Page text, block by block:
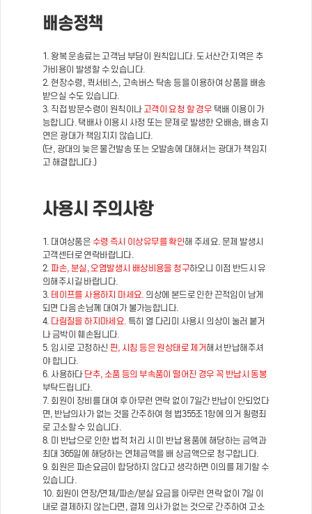
배송정책
1. 왕복 운송료는 고객님 부담이 원칙입니다. 도서산간 지역은 추
가비용이 발생할 수 있습니다.
2. 현장수령, 퀵서비스, 고속버스 탁송 등을 이용하여 상품을 배송
받으실 수도 있습니다.
3. 직접 방문수령이 원칙이나 고객이 요청 할 경우 택배 이용이 가
능합니다. 택배사 이용시 사정 또는 문제로 발생한 오배송, 배송 지
연은 광대가 책임지지 않습니다.
(단, 광대의 늦은 물건발송 또는 오발송에 대해서는 광대가 책임지
고 해결합니다.)
사용시 주의사항
1. 대여상품은 수령 즉시 이상유무를 확인해 주세요. 문제 발생시
고객센터로 연락바랍니다.
2. 파손, 분실, 오염발생시 배상비용을 청구하오니 이점 반드시 유
의해주시길 바랍니다.
3. 테이프를 사용하지 마세요. 의상에 본드로 인한 끈적임이 남게
되면 다음 손님께 대여가 불가능합니다.
4. 다림질을 하지마세요. 특히 열 다리미 사용시 의상이 눌러 붙거
나 금박이 훼손됩니다.
5. 임시로 고정하신 핀, 시침 등은 원상태로 제거 해서 반납해주셔
야 합니다.
6. 사용하다 단추, 소품 등의 부속품이 떨어진 경우 꼭 반납시 동봉
부탁드립니다.
7. 회원이 장비를 대여 후 아무런 연락 없이 7일간 반납이 안되었다
면, 반납의사가 없는 것을 간주하여 형 법355조1항에 의거 횡령죄
로 고소할 수 있습니다.
8. 미 반납으로 인한 법적 처리 시 미 반납 용품에 해당하는 금액과
최대 365일에 해당하는 연체금액을 배 상금액으로 청구합니다.
9. 회원은 파손요금이 합당하지 않다고 생각하면 이의를 제기할 수
있습니다.
10. 회원이 연장/연체/파손/분실 요금을 아무런 연락 없이 7일 이
내로 결제하지 않는다면, 결제 의사가 없는 것으로 간주하여 고소